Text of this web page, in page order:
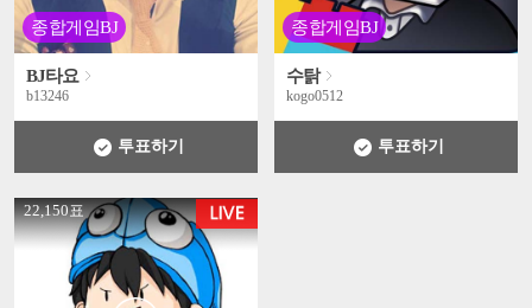
종합게임BJ
BJ타요
b13246
투표하기
종합게임BJ
수탉
kogo0512
투표하기
22,150표
' +